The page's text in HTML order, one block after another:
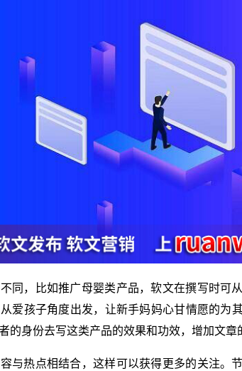
同，比如推广母婴类产品，软文在撰写时可
爱孩子角度出发，让新手妈妈心甘情愿的为
的身份去写这类产品的效果和功效，增加文章
与热点相结合，这样可以获得更多的关注。